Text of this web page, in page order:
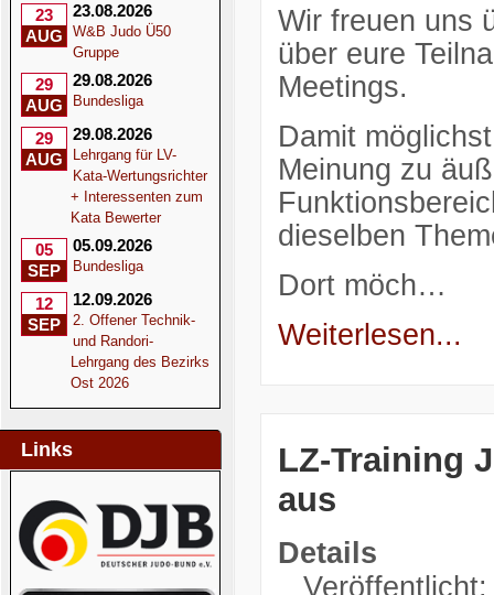
23
AUG
23.08.2026
W&B Judo Ü50
Gruppe
29
AUG
29.08.2026
Bundesliga
29
AUG
29.08.2026
Lehrgang für LV-
Kata-Wertungsrichter
+ Interessenten zum
Kata Bewerter
05
SEP
05.09.2026
Bundesliga
12
SEP
12.09.2026
2. Offener Technik-
und Randori-
Lehrgang des Bezirks
Ost 2026
Links
Wir freuen uns
über eure
Meetings.
Damit
Meinung zu
dieselben
Dort möch…
Weiterlesen...
LZ-Training
aus
Details